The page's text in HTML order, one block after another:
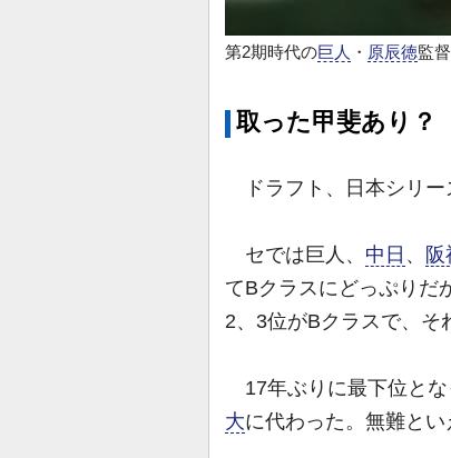
第2期時代の巨人 ・ 原辰徳監督
取った甲斐あり？
ドラフト、日本シリー
セでは巨人、 中日 、 阪
てBクラスにどっぷり
2、3位がBクラスで、そ
17年ぶりに最下位とな
大に代わった。無難とい